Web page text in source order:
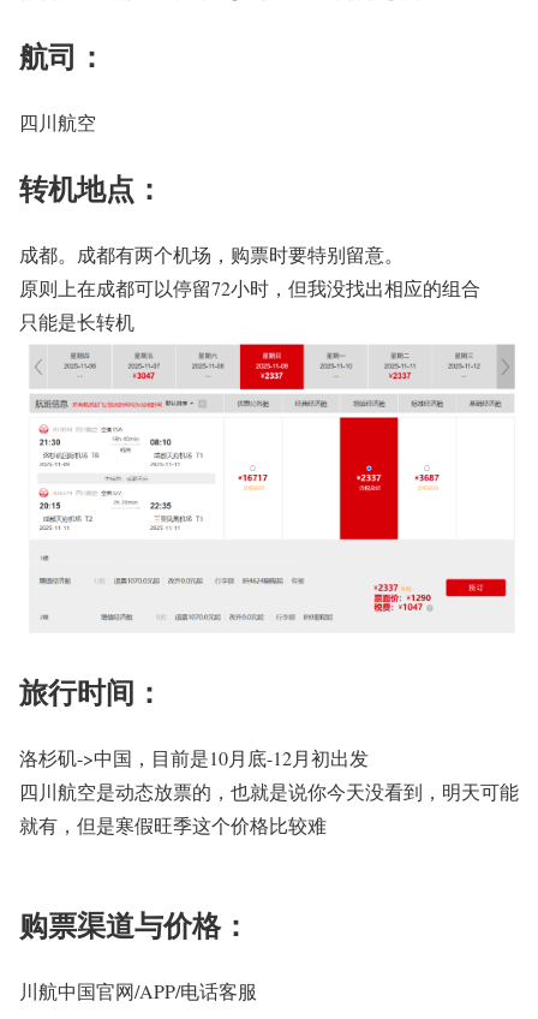
航司：
四川航空
转机地点：
成都。成都有两个机场，购票时要特别留意。
原则上在成都可以停留72小时，但我没找出相应的组合
只能是长转机
旅行时间：
洛杉矶->中国，目前是10月底-12月初出发
四川航空是动态放票的，也就是说你今天没看到，明天可能
就有，但是寒假旺季这个价格比较难
购票渠道与价格：
川航中国官网/APP/电话客服